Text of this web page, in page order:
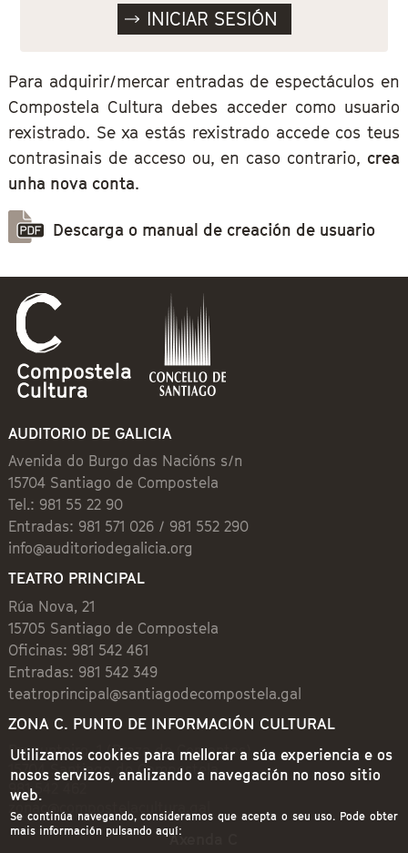
Para adquirir/mercar entradas de espectáculos en
Compostela Cultura debes acceder como usuario
rexistrado. Se xa estás rexistrado accede cos teus
contrasinais de acceso ou, en caso contrario, crea
unha nova conta.
Descarga o manual de creación de usuario
AUDITORIO DE GALICIA
Avenida do Burgo das Nacións s/n
15704 Santiago de Compostela
Tel.: 981 55 22 90
Entradas: 981 571 026 / 981 552 290
info@auditoriodegalicia.org
TEATRO PRINCIPAL
Rúa Nova, 21
15705 Santiago de Compostela
Oficinas: 981 542 461
Entradas: 981 542 349
teatroprincipal@santiagodecompostela.gal
ZONA C. PUNTO DE INFORMACIÓN CULTURAL
Preguntoiro, 1 (Praza de Cervantes)
15704 Santiago de Compostela
981 542 462
zonac@compostelacultura.gal
Axenda C
Utilizamos cookies para mellorar a súa experiencia e os
nosos servizos, analizando a navegación no noso sitio
web.
Se continúa navegando, consideramos que acepta o seu uso. Pode obter
mais información pulsando aquí: